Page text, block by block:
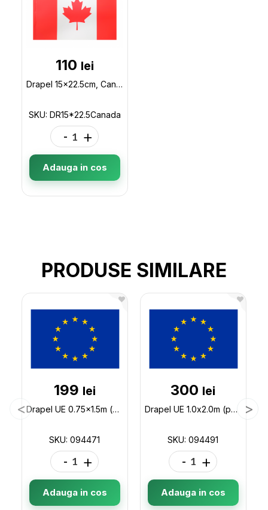
110 lei
Drapel 15x22.5cm, Canada DR15*22.5Canada
SKU: DR15*22.5Canada
- +
Adauga in cos
PRODUSE SIMILARE
199 lei
Drapel UE 0.75x1.5m (poliester) 094471
SKU: 094471
- +
Adauga in cos
300 lei
Drapel UE 1.0x2.0m (poliester) 094491
SKU: 094491
- +
Adauga in cos